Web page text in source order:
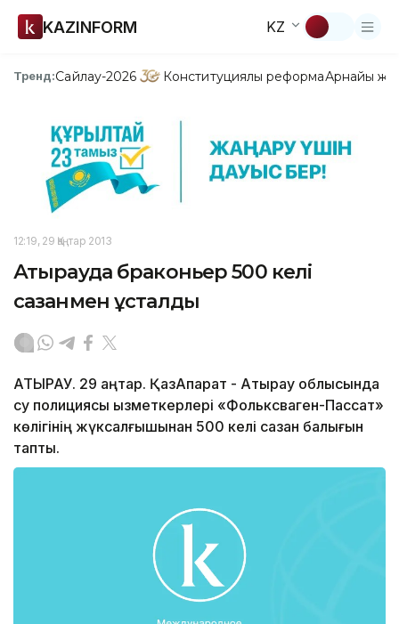
KAZINFORM KZ
Тренд:Сайлау-2026 Конституциялық реформаАрнайы
12:19, 29 Қаңтар 2013
Атырауда браконьер 500 келі
сазанмен ұсталды
АТЫРАУ. 29 қаңтар. ҚазАқпарат - Атырау облысында
су полициясы қызметкерлері «Фольксваген-Пассат»
көлігінің жүксалғышынан 500 келі сазан балығын
тапты.